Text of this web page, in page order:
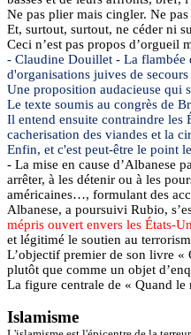
Ne pas plier mais cingler. Ne
Et, surtout, surtout, ne céder ni
Ceci n’est pas propos d’orgueil
- Claudine Douillet - La flambée
d'organisations juives de
Une proposition audacieuse qui
Le texte soumis au congrès de
Il entend ensuite contraindre les
cacherisation des viandes et la
Enfin, et c'est peut-être le point
- La mise en cause d’Albanese
arrêter, à les détenir ou à les
américaines…, formulant des
Albanese, a poursuivi Rubio,
mépris ouvert envers les États-
et légitimé le soutien au
L’objectif premier de son livre «
plutôt que comme un objet
La figure centrale de « Quand le
Islamisme